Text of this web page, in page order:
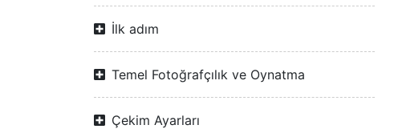
İlk adım
Temel Fotoğrafçılık ve Oynatma
Çekim Ayarları